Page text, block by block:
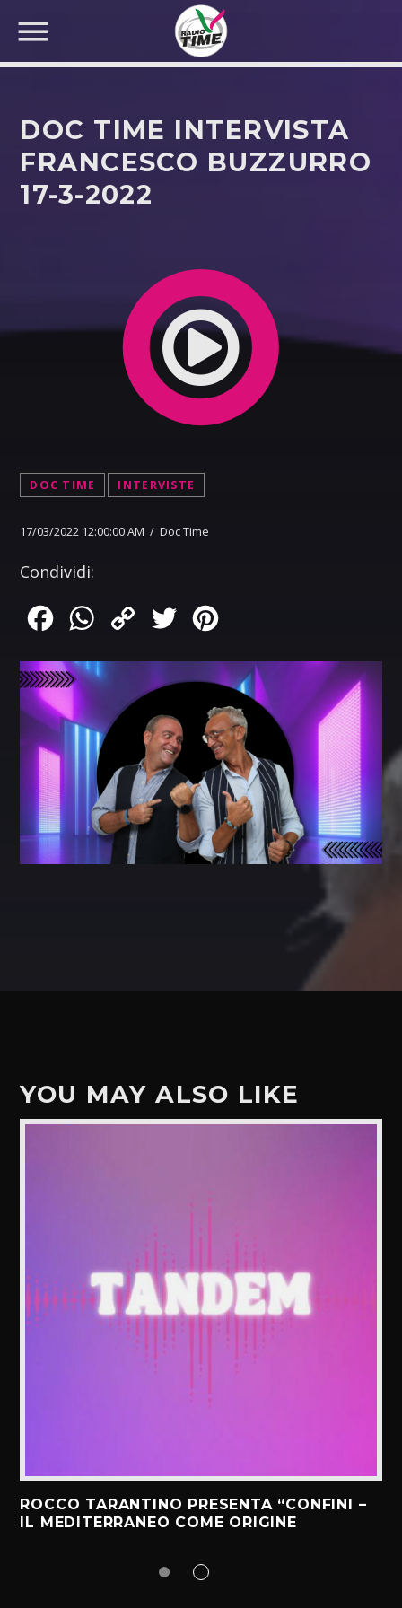
CERCA NEL SITO WEB:
DOC TIME INTERVISTA
FRANCESCO BUZZURRO
17-3-2022
DOC TIME INTERVISTE
17/03/2022 12:00:00 AM / Doc Time
Condividi:
FacebookWhatsApp
Copy
Twitter
YOU MAY ALSO LIKE
ROCCO TARANTINO PRESENTA “CONFINI –
IL MEDITERRANEO COME ORIGINE